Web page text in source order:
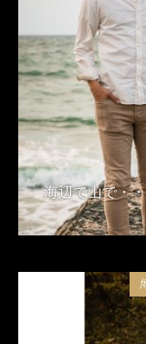
海辺で山で・